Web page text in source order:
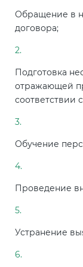
Обращение в
договора;
Подготовка
отражающей
соответствии
Обучение
Проведение
Устранение